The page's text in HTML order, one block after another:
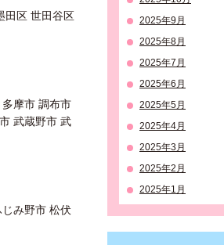
田区 世田谷区
摩市 調布市
武蔵野市 武
み野市 松伏
2025年9月
2025年8月
2025年7月
2025年6月
2025年5月
2025年4月
2025年3月
2025年2月
2025年1月